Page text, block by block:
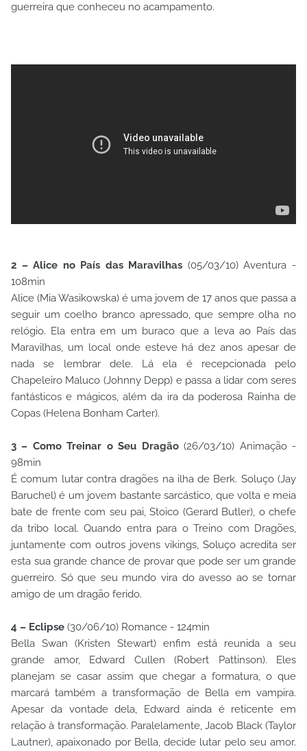
guerreira que conheceu no acampamento.
2 – Alice no País das Maravilhas (05/03/10) Aventura -
108min
Alice (Mia Wasikowska) é uma jovem de 17 anos que passa a
seguir um coelho branco apressado, que sempre olha no
relógio. Ela entra em um buraco que a leva ao País das
Maravilhas, um local onde esteve há dez anos apesar de
nada se lembrar dele. Lá ela é recepcionada pelo
Chapeleiro Maluco (Johnny Depp) e passa a lidar com seres
fantásticos e mágicos, além da ira da poderosa Rainha de
Copas (Helena Bonham Carter).
3 – Como Treinar o Seu Dragão(26/03/10) Animação -
98min
É comum lutar contra dragões na ilha de Berk. Soluço (Jay
Baruchel) é um jovem bastante sarcástico, que volta e meia
bate de frente com seu pai, Stoico (Gerard Butler), o chefe
da tribo local. Quando entra para o Treino com Dragões,
juntamente com outros jovens vikings, Soluço acredita ser
esta sua grande chance de provar que pode ser um grande
guerreiro. Só que seu mundo vira do avesso ao se tornar
amigo de um dragão ferido.
4 – Eclipse (30/06/10) Romance - 124min
Bella Swan (Kristen Stewart) enfim está reunida a seu
grande amor, Edward Cullen (Robert Pattinson). Eles
planejam se casar assim que chegar a formatura, o que
marcará também a transformação de Bella em vampira.
Apesar da vontade dela, Edward ainda é reticente em
relação à transformação. Paralelamente, Jacob Black (Taylor
Lautner), apaixonado por Bella, decide lutar pelo seu amor.